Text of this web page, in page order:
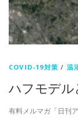
COVID-19対策 / 温
ハフモデル
有料メルマガ「日刊